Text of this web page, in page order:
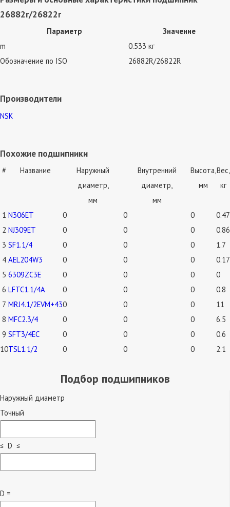
26882r/26822r
Параметр
Значение
m
0.533 кг
Обозначение по ISO
26882R/26822R
Производители
NSK
Похожие подшипники
# Название
Наружный
диаметр,
мм
Внутренний
диаметр,
мм
Высота,
мм
Вес,
кг
1 N306ET 0 0 0
0.47
2 NJ309ET 0 0 0
0.86
3 SF1.1/4 0 0 0
1.7
4 AEL204W3 0 0 0
0.17
5 6309ZC3E 0 0 0
0
6 LFTC1.1/4A 0 0 0
0.8
7 MRJ4.1/2EVM+430 0 0
11
8 MFC2.3/4 0 0 0
6.5
9 SFT3/4EC 0 0 0
0.6
10TSL1.1/2 0 0 0 2.1
Подбор подшипников
Наружный диаметр
Точный
≤ D ≤
D =